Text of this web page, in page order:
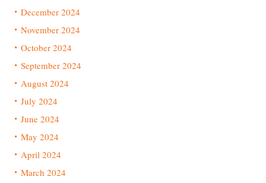
December 2024
November 2024
October 2024
September 2024
August 2024
July 2024
June 2024
May 2024
April 2024
March 2024